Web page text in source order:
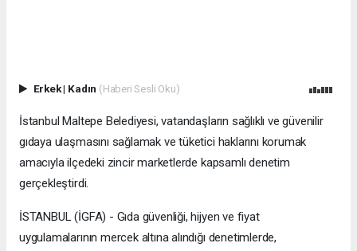
Erkek| Kadın (Haberi Sesli Oku)
İstanbul Maltepe Belediyesi, vatandaşların sağlıklı ve güvenilir
gıdaya ulaşmasını sağlamak ve tüketici haklarını korumak
amacıyla ilçedeki zincir marketlerde kapsamlı denetim
gerçekleştirdi.
İSTANBUL (İGFA) - Gıda güvenliği, hijyen ve fiyat
uygulamalarının mercek altına alındığı denetimlerde,